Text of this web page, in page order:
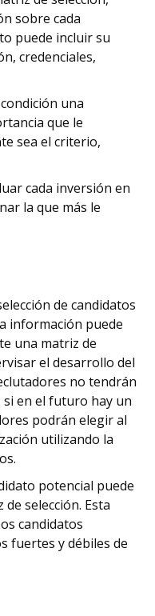
sobre cada
puede incluir su
credenciales,
una
que le
sea el criterio,
cada inversión en
la que más le
de candidatos
información puede
una matriz de
el desarrollo del
no tendrán
si en el futuro hay un
podrán elegir al
utilizando la
potencial puede
selección. Esta
candidatos
fuertes y débiles de